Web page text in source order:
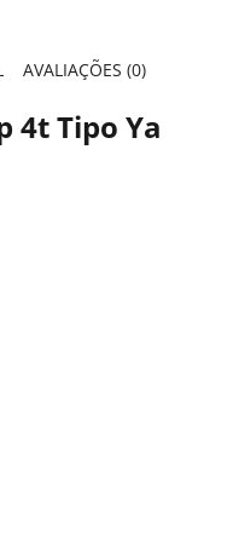
AVALIAÇÕES (0)
4t Tipo Ya